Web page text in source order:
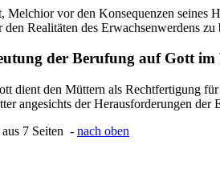
Melchior vor den Konsequenzen seines
den Realitäten des Erwachsenwerdens
der Berufung auf Gott
dient den Müttern als Rechtfertigung
angesichts der Herausforderungen der
7 Seiten - nach oben